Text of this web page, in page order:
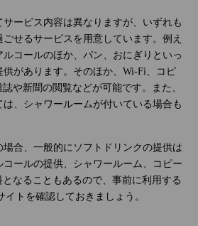
ービス内容は異なりますが、いずれも
せるサービスを用意しています。例え
コールのほか、パン、おにぎりといっ
があります。そのほか、Wi-Fi、コピ
や新聞の閲覧などが可能です。また、
、シャワールームが付いている場合も
合、一般的にソフトドリンクの提供は
ールの提供、シャワールーム、コピー
なることもあるので、事前に利用する
イトを確認しておきましょう。